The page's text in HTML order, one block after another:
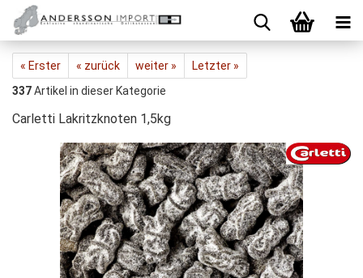
« Erster « zurück weiter »
Letzter »
337Artikel in dieser Kategorie
Carletti Lakritzknoten 1,5kg